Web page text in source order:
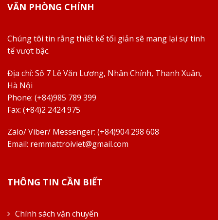
VĂN PHÒNG CHÍNH
Chúng tôi tin rằng thiết kế tối giản sẽ mang lại sự tinh
tế vượt bậc.
Địa chỉ: Số 7 Lê Văn Lương, Nhân Chính, Thanh Xuân,
Hà Nội
Phone: (+84)985 789 399
Fax: (+84)2 2424 975
Zalo/ Viber/ Messenger: (+84)904 298 608
Email: remmattroiviet@gmail.com
THÔNG TIN CẦN BIẾT
Chính sách vận chuyển